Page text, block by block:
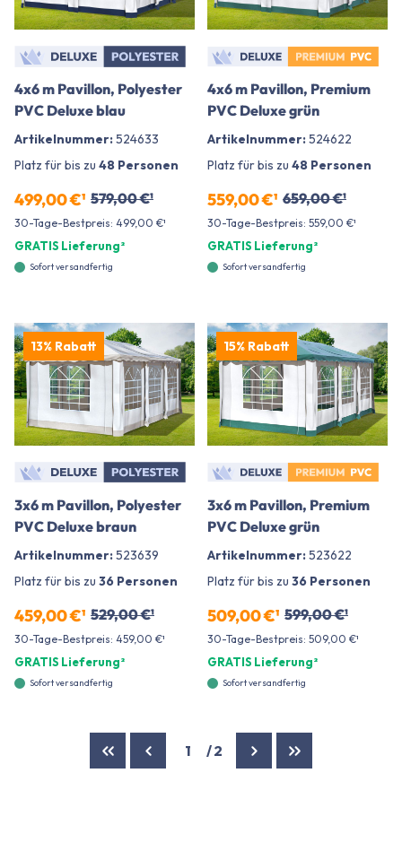
4x6 m Pavillon, Polyester
PVC Deluxe blau
Artikelnummer:524633
Platz für bis zu 48 Personen
499,00 €¹ 579,00 €¹
30-Tage-Bestpreis: 499,00 €¹
GRATIS Lieferung²
Sofort versandfertig
4x6 m Pavillon, Premium
PVC Deluxe grün
Artikelnummer:524622
Platz für bis zu 48 Personen
559,00 €¹ 659,00 €¹
30-Tage-Bestpreis: 559,00 €¹
GRATIS Lieferung²
Sofort versandfertig
13% Rabatt
3x6 m Pavillon, Polyester
PVC Deluxe braun
Artikelnummer:523639
Platz für bis zu 36 Personen
459,00 €¹ 529,00 €¹
30-Tage-Bestpreis: 459,00 €¹
GRATIS Lieferung²
Sofort versandfertig
15% Rabatt
3x6 m Pavillon, Premium
PVC Deluxe grün
Artikelnummer:523622
Platz für bis zu 36 Personen
509,00 €¹ 599,00 €¹
30-Tage-Bestpreis: 509,00 €¹
GRATIS Lieferung²
Sofort versandfertig
1 /2